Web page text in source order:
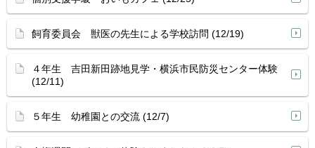
飼育委員会 獣医の先生による学校訪問 (12/19)
４年生 吉田新田跡地見学・横浜市民防災センター体験
(12/11)
５年生 幼稚園との交流 (12/7)